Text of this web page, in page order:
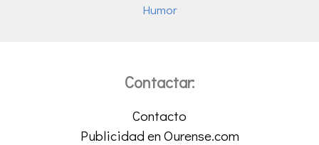
Humor
Contactar:
Contacto
Publicidad en Ourense.com